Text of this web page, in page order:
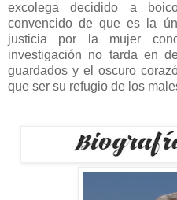
excolega decidido a
convencido de que es la
justicia por la mujer
investigación no tarda en
guardados y el oscuro
que ser su refugio de los